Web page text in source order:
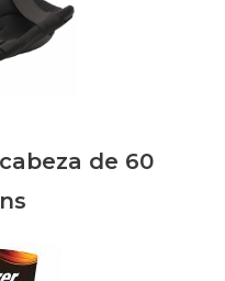
de 60